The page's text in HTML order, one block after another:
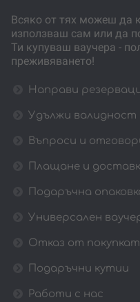
Всяко от тях можеш да
използваш сам или да
Ти купуваш ваучера -
преживяването!
Направи
Удължи валидност
Въпроси и
Плащане и
Подаръчна
Универсален
Отказ от
Подаръчни кутии
Работи с нас